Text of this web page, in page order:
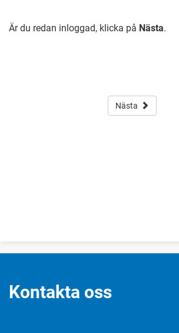
Är du redan inloggad, klicka på Nästa.
Nästa
Kontakta oss